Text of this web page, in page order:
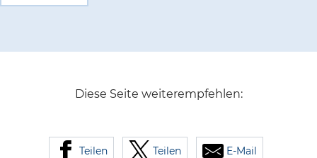
Diese Seite weiterempfehlen:
Teilen Teilen E-Mail